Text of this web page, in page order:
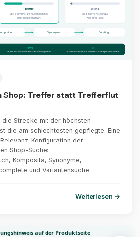
Treffer
ab >2 Termen: 75% müssen matchen
empfohlener Startwert
Zu eng
alle 3 Begriffe nötig (AND)
Null-Treffer-Risiko
Synonyme Boosting
19%
setzen Autocomplete korrekt um (Baymard)
5
Strictness-Stufen für Mehrwort-Anfragen (Shopware)
Shop: Treffer statt Trefferflut
die Strecke mit der höchsten
die am schlechtesten gepflegte. Eine
Konfiguration der
Shop-Suche:
Komposita, Synonyme,
und Variantensuche.
Weiterlesen →
auf der Produktseite